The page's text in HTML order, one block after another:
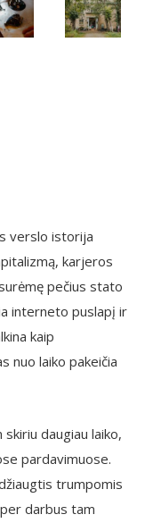
verslo istorija
karjeros
pečius stato
interneto puslapį ir
kaip
nuo laiko pakeičia
skiriu daugiau laiko,
pardavimuose.
trumpomis
darbus tam